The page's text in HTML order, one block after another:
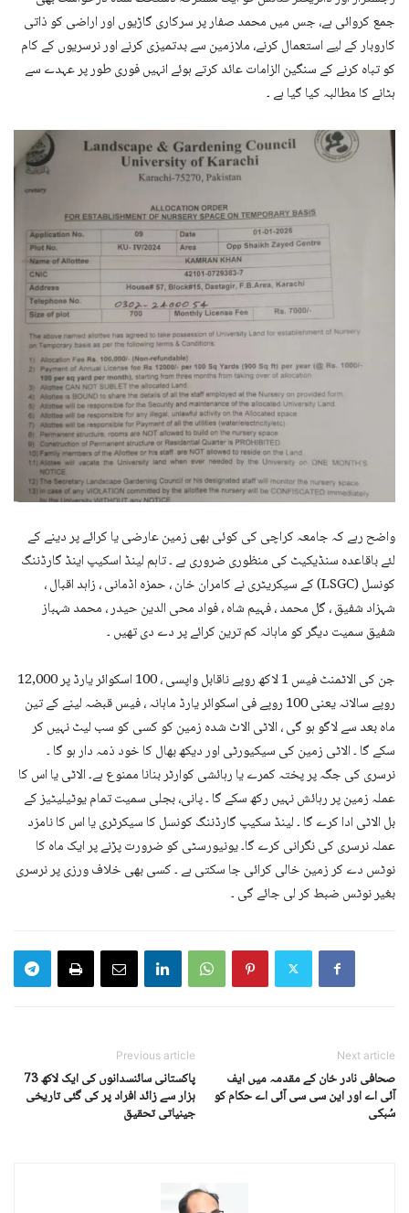
جمع کروائی ہے، جس میں محمد صفار پر سرکاری گاڑیوں اور اراضی کو ذاتی
کاروبار کے لیے استعمال کرنے، ملازمین سے بدتمیزی کرنے اور نرسریوں کے کام
کو تباہ کرنے کے سنگین الزامات عائد کرتے ہوئے انہیں فوری طور پر عہدے سے
ہٹانے کا مطالبہ کیا گیا ہے ۔
واضح رہے کہ جامعہ کراچی کی کوئی بھی زمین عارضی یا کرائے پر دینے کے
لئے باقاعدہ سنڈیکیٹ کی منظوری ضروری ہے ۔ تاہم لینڈ اسکیپ اینڈ گارڈننگ
کونسل (LSGC) کے سیکریٹری نے کامران خان ، حمزہ اڈمانی ، زاہد اقبال ،
شہزاد شفیق ، گل محمد ، فہیم شاہ ، فواد محی الدین حیدر ، محمد شہباز
شفیق سمیت دیگر کو ماہانہ کم ترین کرائے پر دے دی تھیں ۔
جن کی الاٹمنٹ فیس 1 لاکھ روپے ناقابل واپسی ، 100 اسکوائر یارڈ پر 12,000
روپے سالانہ یعنی 100 روپے فی اسکوائر یارڈ ماہانہ ، فیس قبضہ لینے کے تین
ماہ بعد سے لاگو ہو گی ، الاٹی الاٹ شدہ زمین کو کسی کو سب لیٹ نہیں کر
سکے گا ۔ الاٹی زمین کی سیکیورٹی اور دیکھ بھال کا خود ذمہ دار ہو گا ۔
نرسری کی جگہ پر پختہ کمرے یا رہائشی کوارٹر بنانا ممنوع ہے۔ الاٹی یا اس کا
عملہ زمین پر رہائش نہیں رکھ سکے گا ۔ پانی، بجلی سمیت تمام یوٹیلیٹیز کے
بل الاٹی ادا کرے گا ۔ لینڈ سکیپ گارڈننگ کونسل کا سیکرٹری یا اس کا نامزد
عملہ نرسری کی نگرانی کرے گا۔ یونیورسٹی کو ضرورت پڑنے پر ایک ماہ کا
نوٹس دے کر زمین خالی کرائی جا سکتی ہے ۔ کسی بھی خلاف ورزی پر نرسری
بغیر نوٹس ضبط کر لی جائے گی ۔
Previous article
پاکستانی سائنسدانوں کی ایک لاکھ 73
ہزار سے زائد افراد پر کی گئی تاریخی
جینیاتی تحقیق
Next article
صحافی نادر خان کے مقدمہ میں ایف
آئی اے اور این سی سی آئی اے حکام کو
سُبکی